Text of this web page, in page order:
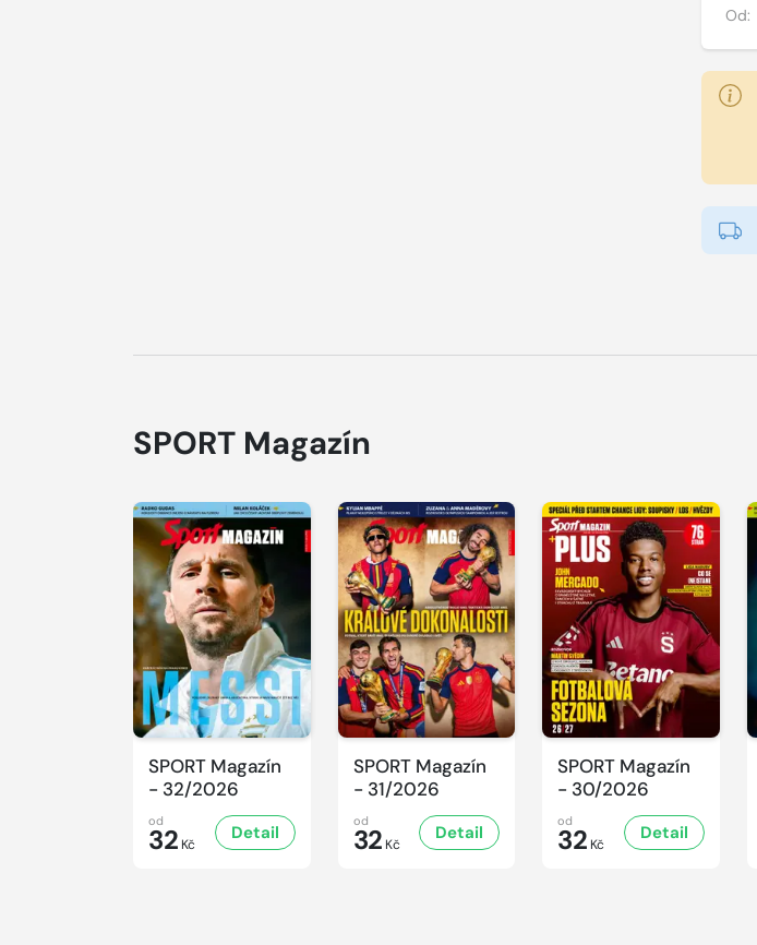
Od:
SPORT Magazín
SPORT Magazín
- 32/2026
od
32 Kč
Detail
SPORT Magazín
- 31/2026
od
32 Kč
Detail
SPORT Magazín
- 30/2026
od
32 Kč
Detail